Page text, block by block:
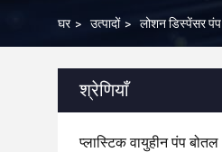
घर > उत्पादों > लोशन डिस्पेंसर पंप
श्रेणियाँ
प्लास्टिक वायुहीन पंप बोतल